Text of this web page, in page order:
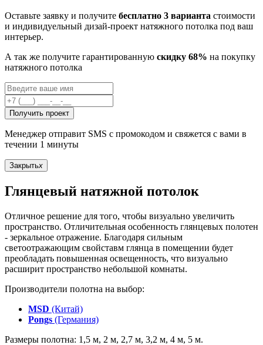
Оставьте заявку и получите бесплатно 3 варианта стоимости
и индивидуельный дизай-проект натяжного потолка под ваш
интерьер.
А так же получите гарантированную скидку 68% на покупку
натяжного потолка
Получить проект
Менеджер отправит SMS с промокодом и свяжется с вами в
течении 1 минуты
Закрытьx
Глянцевый натяжной потолок
Отличное решение для того, чтобы визуально увеличить
пространство. Отличительная особенность глянцевых полотен
- зеркальное отражение. Благодаря сильным
светоотражающим свойставм глянца в помещении будет
преобладать повышенная освещенность, что визуально
расширит пространство небольшой комнаты.
Производители полотна на выбор:
MSD (Китай)
Pongs (Германия)
Размеры полотна: 1,5 м, 2 м, 2,7 м, 3,2 м, 4 м, 5 м.